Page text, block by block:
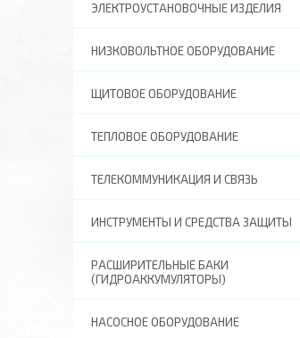
ЭЛЕКТРОУСТАНОВОЧНЫЕ ИЗДЕЛИЯ
НИЗКОВОЛЬТНОЕ ОБОРУДОВАНИЕ
ЩИТОВОЕ ОБОРУДОВАНИЕ
ТЕПЛОВОЕ ОБОРУДОВАНИЕ
ТЕЛЕКОММУНИКАЦИЯ И СВЯЗЬ
ИНСТРУМЕНТЫ И СРЕДСТВА ЗАЩИТЫ
РАСШИРИТЕЛЬНЫЕ БАКИ
(ГИДРОАККУМУЛЯТОРЫ)
НАСОСНОЕ ОБОРУДОВАНИЕ